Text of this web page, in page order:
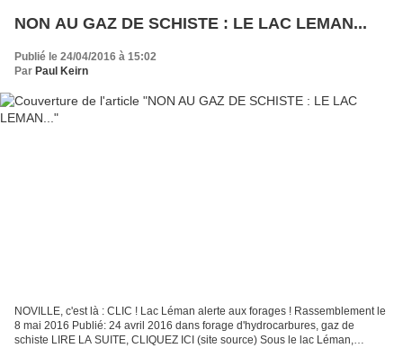
NON AU GAZ DE SCHISTE : LE LAC LEMAN...
Publié le 24/04/2016 à 15:02
Par Paul Keirn
NOVILLE, c'est là : CLIC ! Lac Léman alerte aux forages ! Rassemblement le
8 mai 2016 Publié: 24 avril 2016 dans forage d'hydrocarbures, gaz de
schiste LIRE LA SUITE, CLIQUEZ ICI (site source) Sous le lac Léman,